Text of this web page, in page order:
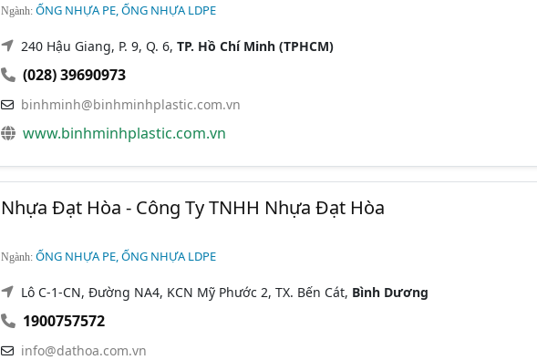
Ngành: ỐNG NHỰA PE, ỐNG NHỰA LDPE
240 Hậu Giang, P. 9, Q. 6, TP. Hồ Chí Minh (TPHCM)
(028) 39690973
binhminh@binhminhplastic.com.vn
www.binhminhplastic.com.vn
Nhựa Đạt Hòa - Công Ty TNHH Nhựa Đạt Hòa
Ngành: ỐNG NHỰA PE, ỐNG NHỰA LDPE
Lô C-1-CN, Đường NA4, KCN Mỹ Phước 2, TX. Bến Cát, Bình Dương
1900757572
info@dathoa.com.vn